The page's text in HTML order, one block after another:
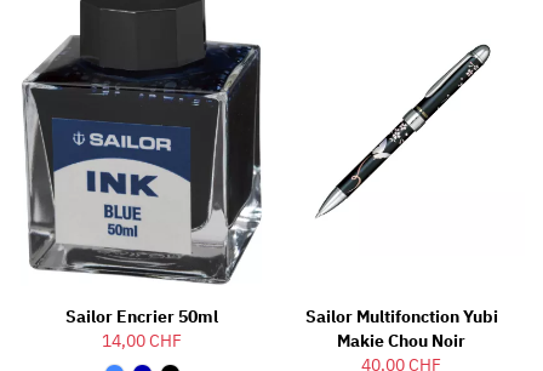
Sailor Encrier 50ml
14,00 CHF
Sailor Multifonction Yubi
Makie Chou Noir
40,00 CHF